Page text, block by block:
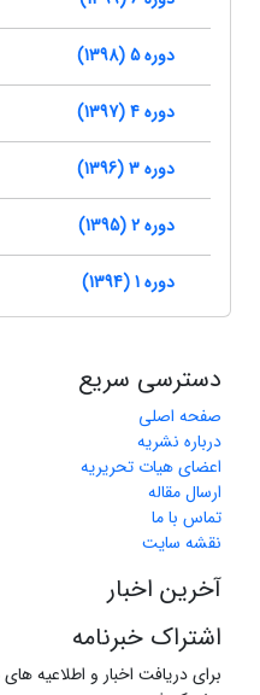
دوره 5 (1398)
دوره 4 (1397)
دوره 3 (1396)
دوره 2 (1395)
دوره 1 (1394)
دسترسی سریع
صفحه اصلی
درباره نشریه
اعضای هیات تحریریه
ارسال مقاله
تماس با ما
نقشه سایت
آخرین اخبار
اشتراک خبرنامه
برای دریافت اخبار و اطلاعیه